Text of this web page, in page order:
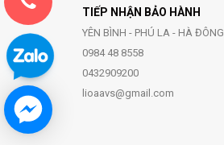
TIẾP NHẬN BẢO HÀNH
YÊN BÌNH - PHÚ LA - HÀ ĐÔNG
0984 48 8558
0432909200
lioaavs@gmail.com